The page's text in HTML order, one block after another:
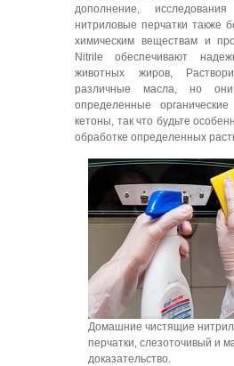
дополнение,
нитриловые перчатки также
химическим веществам и
Nitrile обеспечивают
животных жиров,
различные масла, но
определенные
кетоны, так что будьте
обработке определенных
Домашние чистящие
перчатки, слезоточивый и
доказательство.